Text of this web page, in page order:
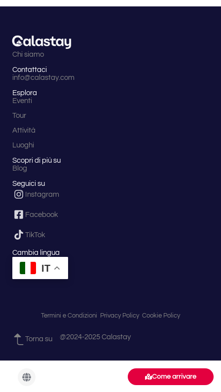
Come arrivare
Chi siamo
Contattaci
info@calastay.com
Esplora
Eventi
Tour
Attività
Luoghi
Scopri di più su
Blog
Seguici su
Instagram
Facebook
TikTok
Cambia lingua
IT
Termini e Condizioni Privacy Policy Cookie Policy
Torna su @2024-2025 Calastay